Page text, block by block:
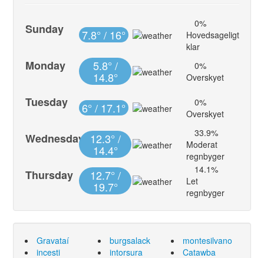
Sunday 7.8° / 16°
0%
Hovedsageligt
klar
Monday 5.8° /
14.8°
0%
Overskyet
Tuesday 6° / 17.1°
0%
Overskyet
Wednesday 12.3° /
14.4°
33.9%
Moderat
regnbyger
Thursday 12.7° /
19.7°
14.1%
Let
regnbyger
Gravataí
incesti
burgsalack
intorsura
montesilvano
Catawba